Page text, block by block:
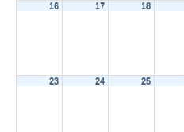
16 17 18
23 24 25